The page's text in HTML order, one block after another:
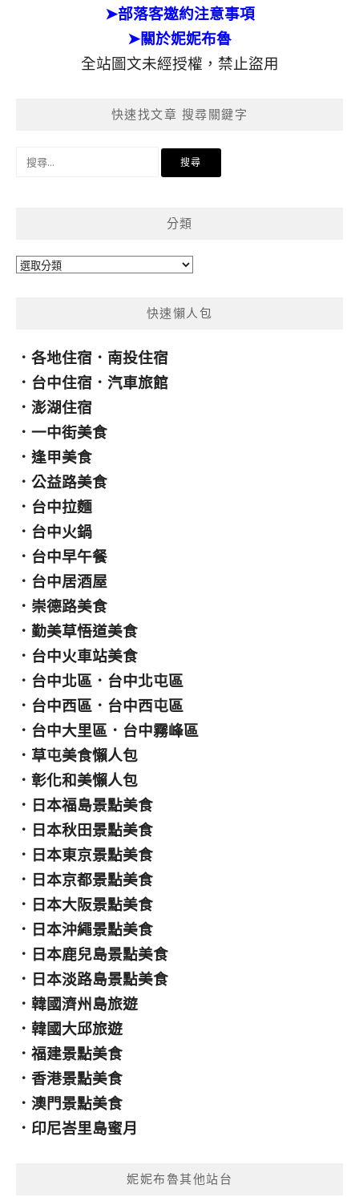
➤部落客邀約注意事項
➤關於妮妮布魯
全站圖文未經授權，禁止盜用
快速找文章 搜尋關鍵字
分類
分
快速懶人包
． 各地住宿 ． 南投住宿
． 台中住宿 ． 汽車旅館
． 澎湖住宿
． 一中街美食
． 逢甲美食
． 公益路美食
． 台中拉麵
． 台中火鍋
． 台中早午餐
． 台中居酒屋
． 崇德路美食
． 勤美草悟道美食
． 台中火車站美食
． 台中北區 ． 台中北屯區
． 台中西區 ． 台中西屯區
． 台中大里區 ． 台中霧峰區
． 草屯美食懶人包
． 彰化和美懶人包
． 日本福島景點美食
． 日本秋田景點美食
． 日本東京景點美食
． 日本京都景點美食
． 日本大阪景點美食
． 日本沖繩景點美食
． 日本鹿兒島景點美食
． 日本淡路島景點美食
． 韓國濟州島旅遊
． 韓國大邱旅遊
． 福建景點美食
． 香港景點美食
． 澳門景點美食
． 印尼峇里島蜜月
妮妮布魯其他站台